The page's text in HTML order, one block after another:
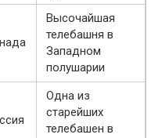
Высочайшая
телебашня в
Западном
полушарии
Одна из
старейших
телебашен в